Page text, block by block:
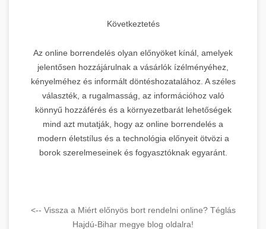
Következtetés
Az online borrendelés olyan előnyöket kínál, amelyek
jelentősen hozzájárulnak a vásárlók ízélményéhez,
kényelméhez és informált döntéshozatalához. A széles
választék, a rugalmasság, az információhoz való
könnyű hozzáférés és a környezetbarát lehetőségek
mind azt mutatják, hogy az online borrendelés a
modern életstílus és a technológia előnyeit ötvözi a
borok szerelmeseinek és fogyasztóknak egyaránt.
<-- Vissza a Miért előnyös bort rendelni online? Téglás
Hajdú-Bihar megye blog oldalra!